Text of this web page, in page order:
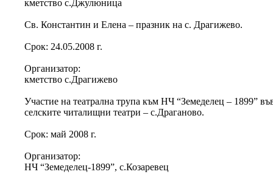
кметство с.Джулюница
Св. Константин и Елена – празник на с. Драгижево.
Срок: 24.05.2008 г.
Организатор:
кметство с.Драгижево
Участие на театрална трупа към НЧ “Земеделец – 1899”
селските читалищни театри – с.Драганово.
Срок: май 2008 г.
Организатор:
НЧ “Земеделец-1899”, с.Козаревец